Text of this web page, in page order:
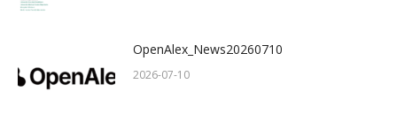
OpenAlex_News20260710
2026-07-10